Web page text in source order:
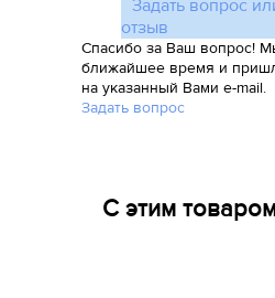
Задать вопрос
отзыв
Спасибо за Ваш вопрос!
ближайшее время и
на указанный Вами e-mail.
Задать вопрос
С этим